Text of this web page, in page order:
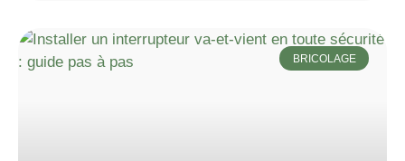
BRICOLAGE